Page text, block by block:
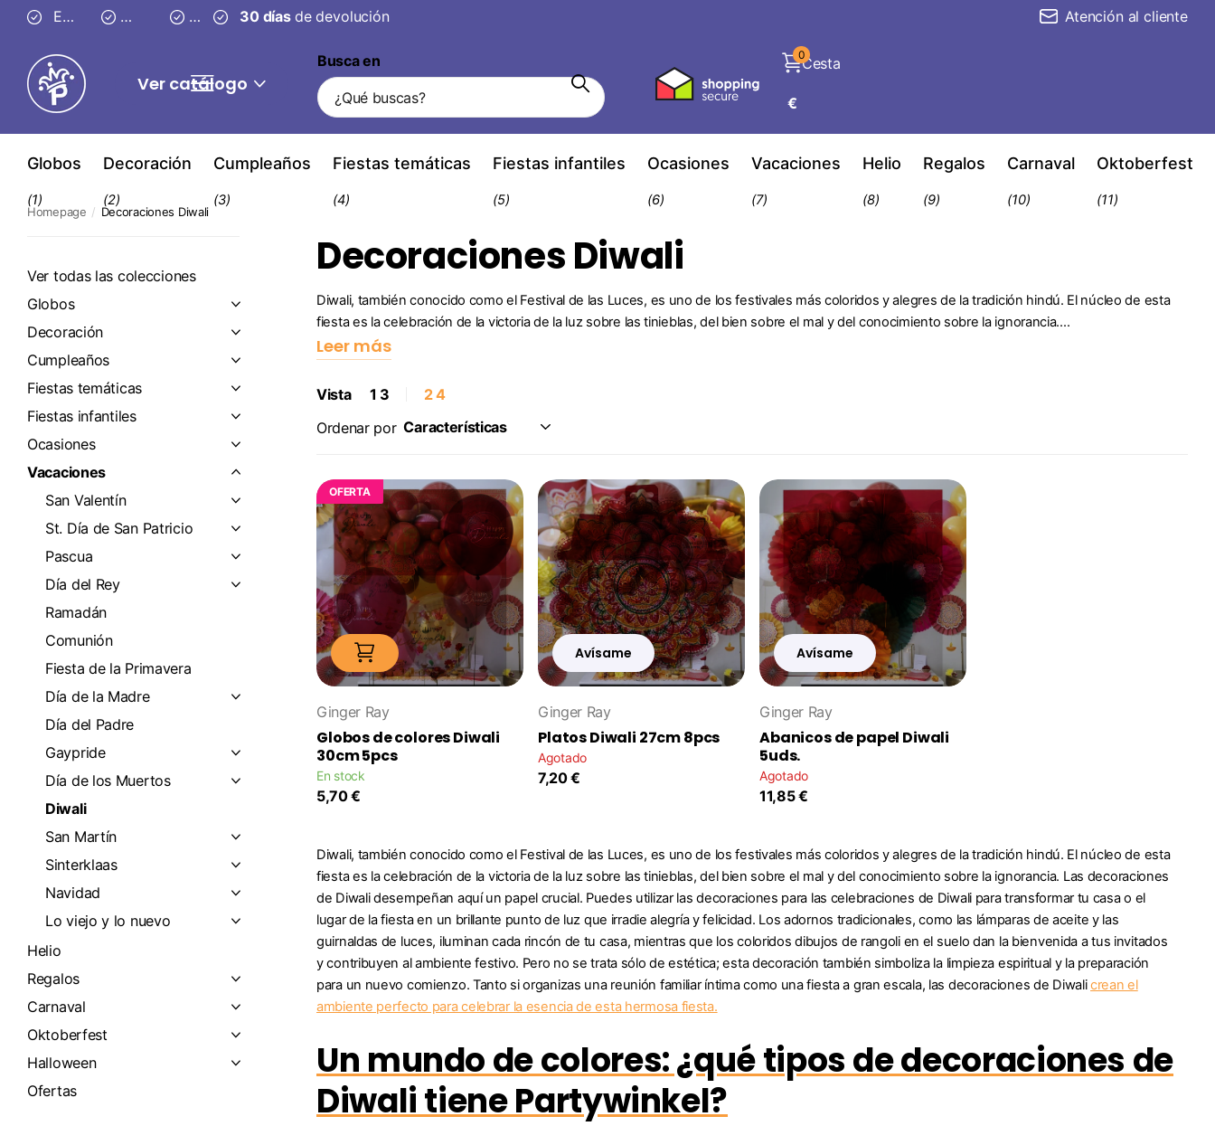
Entrega segura en 3–4 días
Envío gratis desde 59 €
30 díasde devolución
30 días de devolución Atención al cliente
Ver catálogo
Busca en Cesta
0
€
Globos
(1)
Decoración
(2)
Cumpleaños
(3)
Fiestas temáticas
(4)
Fiestas infantiles
(5)
Ocasiones
(6)
Vacaciones
(7)
Helio
(8)
Regalos
(9)
Carnaval
(10)
Oktoberfest
(11)
Homepage Decoraciones Diwali
Decoraciones Diwali
Diwali, también conocido como el Festival de las Luces, es uno de los festivales más coloridos y alegres de la tradición hindú. El núcleo de esta
fiesta es la celebración de la victoria de la luz sobre las tinieblas, del bien sobre el mal y del conocimiento sobre la ignorancia....
Leer más
Vista 1 3 24
Ordenar por
OFERTA
Ginger Ray
Globos de colores Diwali
30cm 5pcs
En stock
5,70 €
Avísame
Ginger Ray
Platos Diwali 27cm 8pcs
Agotado
7,20 €
Avísame
Ginger Ray
Abanicos de papel Diwali
5uds.
Agotado
11,85 €
Diwali, también conocido como el Festival de las Luces, es uno de los festivales más coloridos y alegres de la tradición hindú. El núcleo de esta
fiesta es la celebración de la victoria de la luz sobre las tinieblas, del bien sobre el mal y del conocimiento sobre la ignorancia. Las decoraciones
de Diwali desempeñan aquí un papel crucial. Puedes utilizar las decoraciones para las celebraciones de Diwali para transformar tu casa o el
lugar de la fiesta en un brillante punto de luz que irradie alegría y felicidad. Los adornos tradicionales, como las lámparas de aceite y las
guirnaldas de luces, iluminan cada rincón de tu casa, mientras que los coloridos dibujos de rangoli en el suelo dan la bienvenida a tus invitados
y contribuyen al ambiente festivo. Pero no se trata sólo de estética; esta decoración también simboliza la limpieza espiritual y la preparación
para un nuevo comienzo. Tanto si organizas una reunión familiar íntima como una fiesta a gran escala, las decoraciones de Diwalicrean el
ambiente perfecto para celebrar la esencia de esta hermosa fiesta.
Un mundo de colores: ¿qué tipos de decoraciones de
Diwali tiene Partywinkel?
Ver todas las colecciones
Globos
Decoración
Cumpleaños
Fiestas temáticas
Fiestas infantiles
Ocasiones
Vacaciones
San Valentín
St. Día de San Patricio
Pascua
Día del Rey
Ramadán
Comunión
Fiesta de la Primavera
Día de la Madre
Día del Padre
Gaypride
Día de los Muertos
Diwali
San Martín
Sinterklaas
Navidad
Lo viejo y lo nuevo
Helio
Regalos
Carnaval
Oktoberfest
Halloween
Ofertas